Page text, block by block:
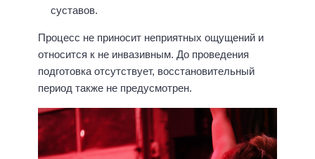
суставов.
Процесс не приносит неприятных ощущений и
относится к не инвазивным. До проведения
подготовка отсутствует, восстановительный
период также не предусмотрен.